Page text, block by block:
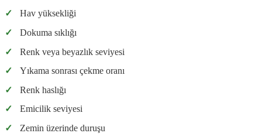
✓
Hav yüksekliği
✓
Dokuma sıklığı
✓
Renk veya beyazlık seviyesi
✓
Yıkama sonrası çekme oranı
✓
Renk haslığı
✓
Emicilik seviyesi
✓
Zemin üzerinde duruşu